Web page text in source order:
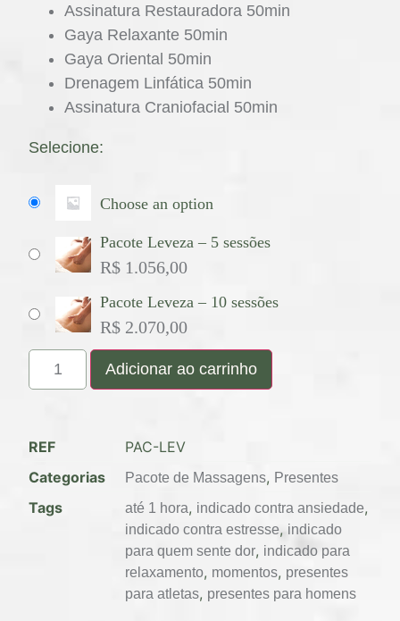
Assinatura Restauradora 50min
Gaya Relaxante 50min
Gaya Oriental 50min
Drenagem Linfática 50min
Assinatura Craniofacial 50min
Selecione:
Choose an option
Pacote Leveza – 5 sessões
R$ 1.056,00
Pacote Leveza – 10 sessões
R$ 2.070,00
Adicionar ao carrinho
REF
PAC-LEV
Categorias
Pacote de Massagens, Presentes
Tags até 1 hora, indicado contra ansiedade,
indicado contra estresse, indicado
para quem sente dor, indicado para
relaxamento, momentos, presentes
para atletas, presentes para homens